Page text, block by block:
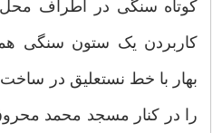
کوتاه سنگی در اطراف محل
کاربردن یک ستون سنگی
بهار با خط نستعلیق در ساخت
را در کنار مسجد محمد